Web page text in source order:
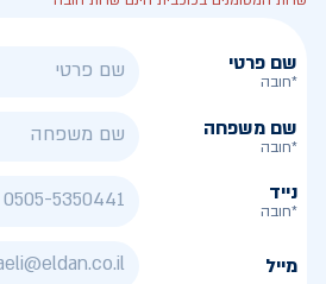
שם פרטי
*חובה
שם משפחה
*חובה
נייד
*חובה
מייל